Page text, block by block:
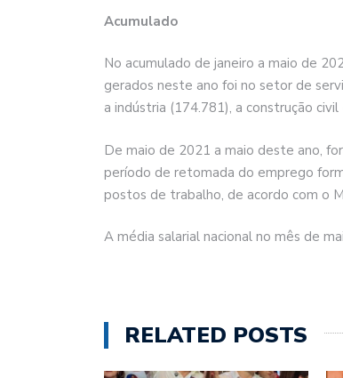
Acumulado
No acumulado de janeiro a maio de
gerados neste ano foi no setor de
a indústria (174.781), a construção
De maio de 2021 a maio deste ano,
período de retomada do emprego
postos de trabalho, de acordo com o
A média salarial nacional no mês de
RELATED POSTS